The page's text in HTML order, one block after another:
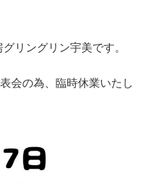
リングリン宇美です。
会の為、臨時休業いたし